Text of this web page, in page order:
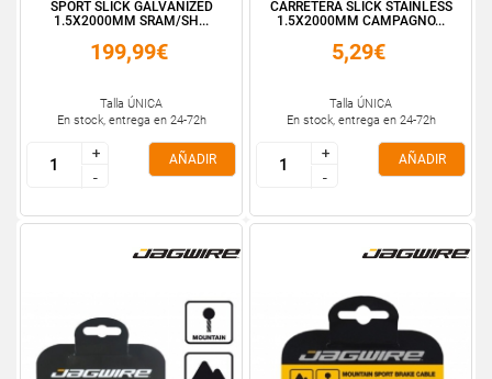
SPORT SLICK GALVANIZED
1.5X2000MM SRAM/SH...
199,99€
Talla ÚNICA
En stock, entrega en 24-72h
+
-
+
-
AÑADIR
CARRETERA SLICK STAINLESS
1.5X2000MM CAMPAGNO...
5,29€
Talla ÚNICA
En stock, entrega en 24-72h
+
-
+
-
AÑADIR